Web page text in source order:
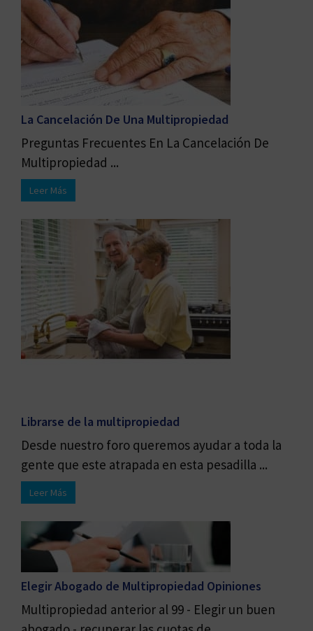
La Cancelación De Una Multipropiedad
Preguntas Frecuentes En La Cancelación De
Multipropiedad ...
Leer Más
Librarse de la multipropiedad
Desde nuestro foro queremos ayudar a toda la
gente que este atrapada en esta pesadilla ...
Leer Más
Elegir Abogado de Multipropiedad Opiniones
Multipropiedad anterior al 99 - Elegir un buen